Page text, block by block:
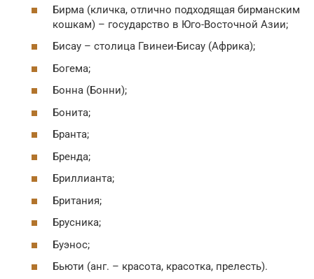
Бирма (кличка, отлично подходящая бирманским
кошкам) – государство в Юго-Восточной Азии;
Бисау – столица Гвинеи-Бисау (Африка);
Богема;
Бонна (Бонни);
Бонита;
Бранта;
Бренда;
Бриллианта;
Британия;
Брусника;
Буэнос;
Бьюти (анг. – красота, красотка, прелесть).